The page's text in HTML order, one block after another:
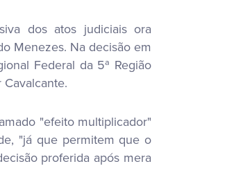
dos atos judiciais ora
Menezes. Na decisão em
Federal da 5ª Região
"efeito multiplicador"
"já que permitem que o
proferida após mera